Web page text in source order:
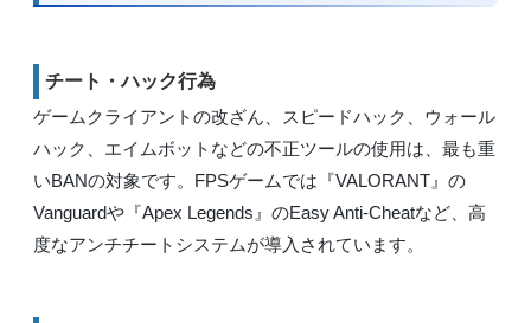
チート・ハック行為
ゲームクライアントの改ざん、スピードハック、ウォール
ハック、エイムボットなどの不正ツールの使用は、最も重
いBANの対象です。FPSゲームでは『VALORANT』の
Vanguardや『Apex Legends』のEasy Anti-Cheatなど、高
度なアンチチートシステムが導入されています。